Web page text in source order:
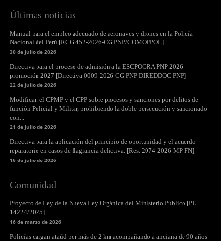
Últimas noticias
Manual para el empleo adecuado de aeronaves y drones en la Policía
Nacional del Perú [RCG 452-2026-CG PNP/COMOPPOL]
30 de julio de 2026
Directiva para el proceso de admisión a la ESCPOGRA PNP 2026 –
promoción 2027 [Directiva 0009-2026-CG PNP DIREDDOC PNP]
22 de julio de 2026
Modifican el CPMP y el CPP sobre procesos y sanciones por delitos de
función Policial y Militar, prohibiendo la doble persecución y sancionado
con...
21 de julio de 2026
Directiva para la aplicación del principio de oportunidad y el acuerdo
reparatorio en casos de flagrancia delictiva. [Res. 2074-2026-MP-FN]
16 de julio de 2026
Comunidad
Proyecto de Ley de la Nueva Ley Orgánica del Ministerio Público [PL
14224/2025]
16 de marzo de 2026
Policías cargan ataúd por más de 2 km acompañando a anciana de 90 años